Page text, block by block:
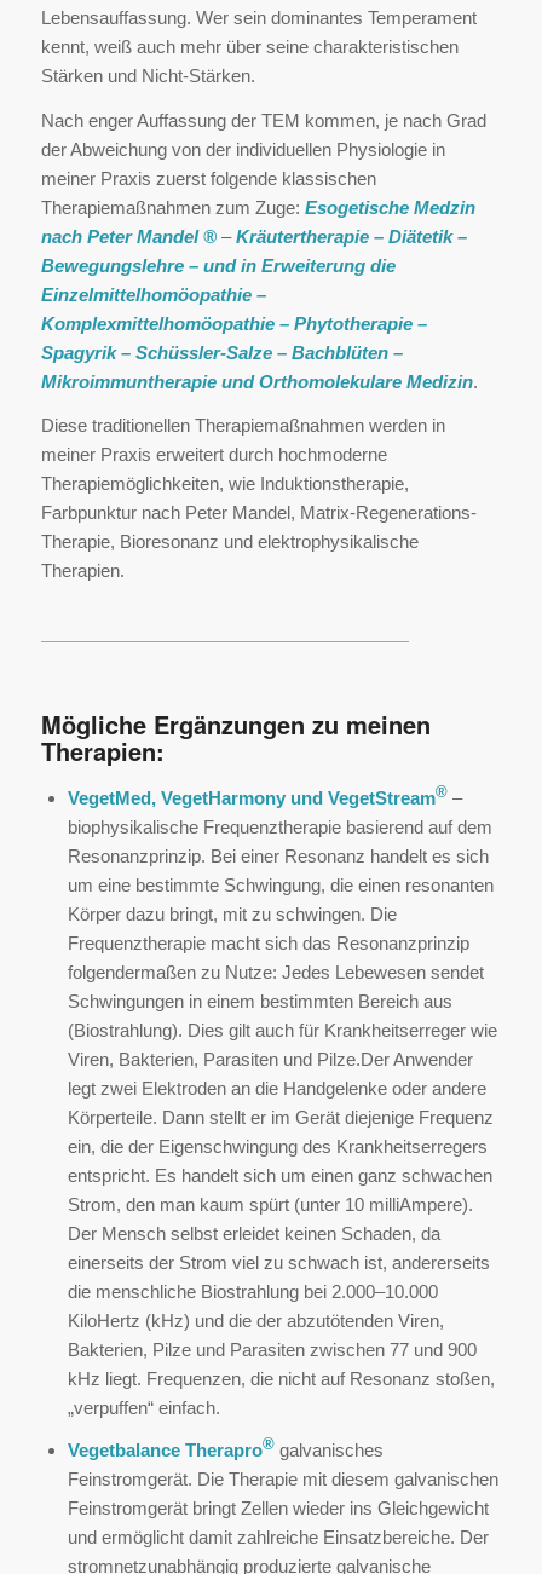
Lebensauffassung. Wer sein dominantes Temperament
kennt, weiß auch mehr über seine charakteristischen
Stärken und Nicht-Stärken.
Nach enger Auffassung der TEM kommen, je nach Grad
der Abweichung von der individuellen Physiologie in
meiner Praxis zuerst folgende klassischen
Therapiemaßnahmen zum Zuge: Esogetische Medzin
nach Peter Mandel®–Kräutertherapie – Diätetik –
Bewegungslehre – und in Erweiterung die
Einzelmittelhomöopathie –
Komplexmittelhomöopathie – Phytotherapie –
Spagyrik – Schüssler-Salze – Bachblüten –
Mikroimmuntherapie und Orthomolekulare Medizin.
Diese traditionellen Therapiemaßnahmen werden in
meiner Praxis erweitert durch hochmoderne
Therapiemöglichkeiten, wie Induktionstherapie,
Farbpunktur nach Peter Mandel, Matrix-Regenerations-
Therapie, Bioresonanz und elektrophysikalische
Therapien.
Mögliche Ergänzungen zu meinen
Therapien:
VegetMed, VegetHarmony und VegetStream®–
biophysikalische Frequenztherapie basierend auf dem
Resonanzprinzip. Bei einer Resonanz handelt es sich
um eine bestimmte Schwingung, die einen resonanten
Körper dazu bringt, mit zu schwingen. Die
Frequenztherapie macht sich das Resonanzprinzip
folgendermaßen zu Nutze: Jedes Lebewesen sendet
Schwingungen in einem bestimmten Bereich aus
(Biostrahlung). Dies gilt auch für Krankheitserreger wie
Viren, Bakterien, Parasiten und Pilze.Der Anwender
legt zwei Elektroden an die Handgelenke oder andere
Körperteile. Dann stellt er im Gerät diejenige Frequenz
ein, die der Eigenschwingung des Krankheitserregers
entspricht. Es handelt sich um einen ganz schwachen
Strom, den man kaum spürt (unter 10 milliAmpere).
Der Mensch selbst erleidet keinen Schaden, da
einerseits der Strom viel zu schwach ist, andererseits
die menschliche Biostrahlung bei 2.000–10.000
KiloHertz (kHz) und die der abzutötenden Viren,
Bakterien, Pilze und Parasiten zwischen 77 und 900
kHz liegt. Frequenzen, die nicht auf Resonanz stoßen,
„verpuffen“ einfach.
Vegetbalance Therapro®galvanisches
Feinstromgerät. Die Therapie mit diesem galvanischen
Feinstromgerät bringt Zellen wieder ins Gleichgewicht
und ermöglicht damit zahlreiche Einsatzbereiche. Der
stromnetzunabhängig produzierte galvanische